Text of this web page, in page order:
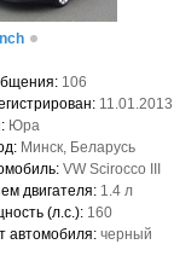
106
11.01.2013
Юра
Минск, Беларусь
VW Scirocco III
двигателя: 1.4 л
(л.с.): 160
автомобиля: черный